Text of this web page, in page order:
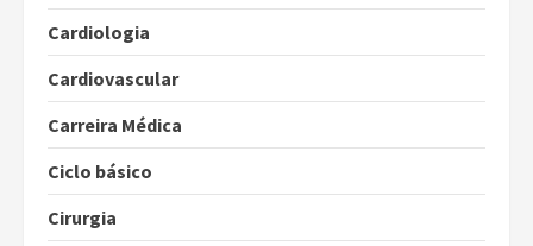
Cardiologia
Cardiovascular
Carreira Médica
Ciclo básico
Cirurgia